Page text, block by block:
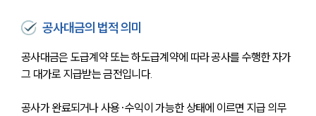
공사대금의 법적 의미
공사대금은 도급계약 또는 하도급계약에 따라 공사를 수행한 자가
그 대가로 지급받는 금전입니다.
공사가 완료되거나 사용·수익이 가능한 상태에 이르면 지급 의무